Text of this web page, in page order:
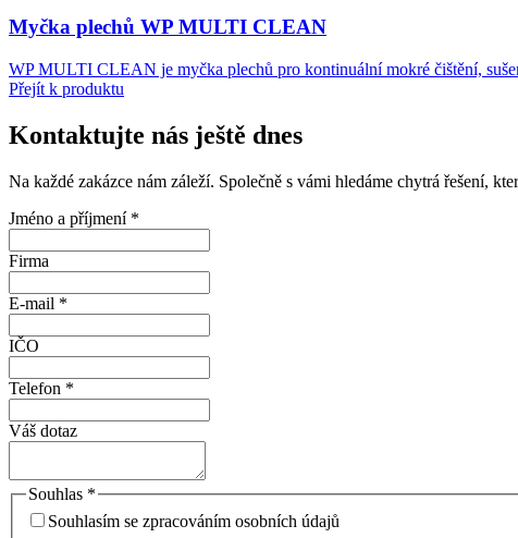
Myčka plechů WP MULTI CLEAN
WP MULTI CLEAN je myčka plechů pro kontinuální mokré čištění,
Přejít k produktu
Kontaktujte nás ještě dnes
Na každé zakázce nám záleží. Společně s vámi hledáme chytrá řešení,
Jméno a příjmení *
Firma
E-mail *
IČO
Telefon *
Váš dotaz
Souhlas *
Souhlasím se zpracováním osobních údajů